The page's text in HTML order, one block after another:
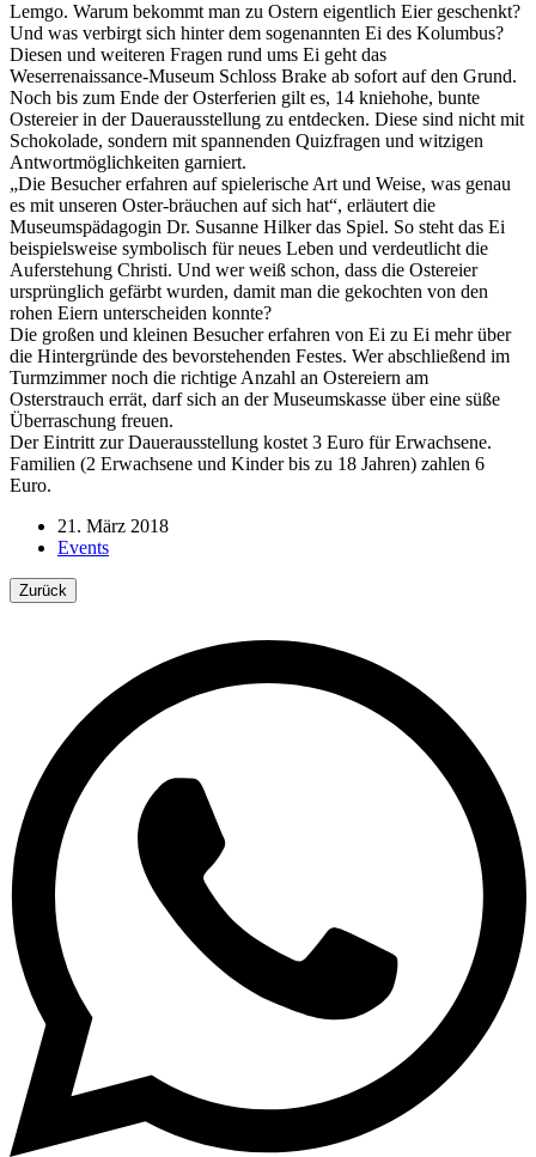
Lemgo. Warum bekommt man zu Ostern eigentlich Eier geschenkt?
Und was verbirgt sich hinter dem sogenannten Ei des Kolumbus?
Diesen und weiteren Fragen rund ums Ei geht das
Weserrenaissance-Museum Schloss Brake ab sofort auf den Grund.
Noch bis zum Ende der Osterferien gilt es, 14 kniehohe, bunte
Ostereier in der Dauerausstellung zu entdecken. Diese sind nicht mit
Schokolade, sondern mit spannenden Quizfragen und witzigen
Antwortmöglichkeiten garniert.
„Die Besucher erfahren auf spielerische Art und Weise, was genau
es mit unseren Oster-bräuchen auf sich hat“, erläutert die
Museumspädagogin Dr. Susanne Hilker das Spiel. So steht das Ei
beispielsweise symbolisch für neues Leben und verdeutlicht die
Auferstehung Christi. Und wer weiß schon, dass die Ostereier
ursprünglich gefärbt wurden, damit man die gekochten von den
rohen Eiern unterscheiden konnte?
Die großen und kleinen Besucher erfahren von Ei zu Ei mehr über
die Hintergründe des bevorstehenden Festes. Wer abschließend im
Turmzimmer noch die richtige Anzahl an Ostereiern am
Osterstrauch errät, darf sich an der Museumskasse über eine süße
Überraschung freuen.
Der Eintritt zur Dauerausstellung kostet 3 Euro für Erwachsene.
Familien (2 Erwachsene und Kinder bis zu 18 Jahren) zahlen 6
Euro.
21. März 2018
Events